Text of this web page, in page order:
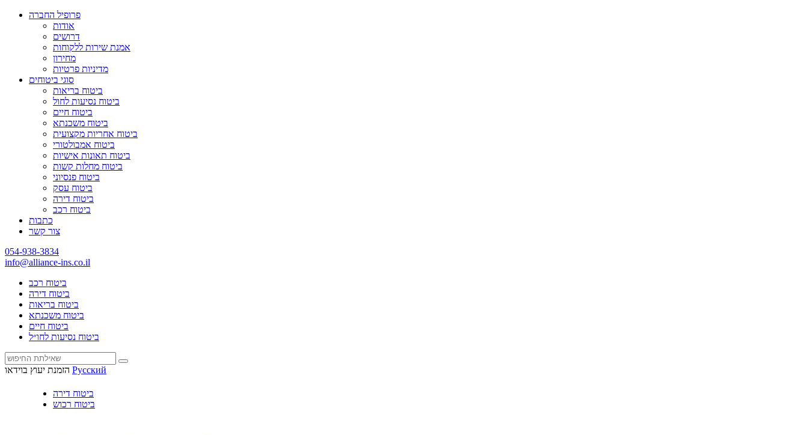
פרופיל החברה
אודות
דרושים
אמנת שירות ללקוחות
מחירון
מדיניות פרטיות
סוגי ביטוחים
ביטוח בריאות
ביטוח נסיעות לחול
ביטוח חיים
ביטוח משכנתא
ביטוח אחריות מקצועית
ביטוח אמבולטורי
ביטוח תאונות אישיות
ביטוח מחלות קשות
ביטוח פנסיוני
ביטוח עסק
ביטוח דירה
ביטוח רכב
כתבות
צור קשר
054-938-3834
info@alliance-ins.co.il
ביטוח רכב
ביטוח דירה
ביטוח בריאות
ביטוח משכנתא
ביטוח חיים
ביטוח נסיעות לחו״ל
הזמנת יעוץ בוידאו Русский
ביטוח דירה
ביטוח רכוש